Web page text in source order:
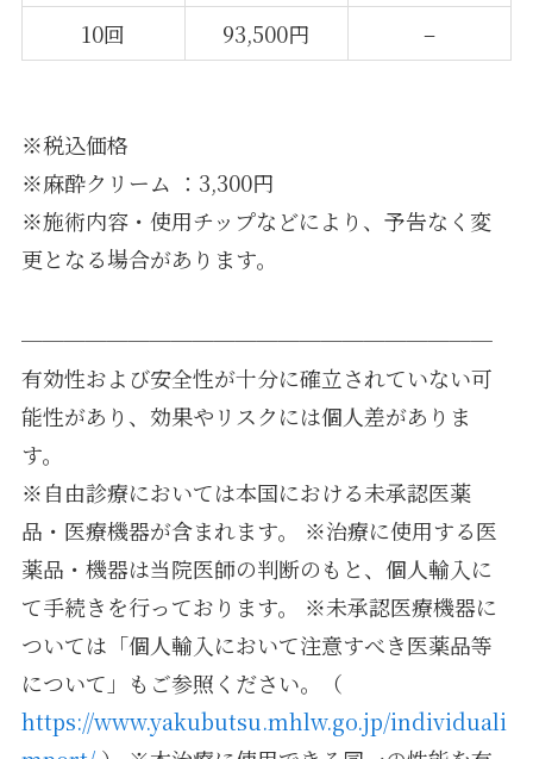
10回
93,500円 –
※税込価格
※麻酔クリーム ：3,300円
※施術内容・使用チップなどにより、予告なく変
更となる場合があります。
──────────────────────
有効性および安全性が十分に確立されていない可
能性があり、効果やリスクには個人差がありま
す。
※自由診療においては本国における未承認医薬
品・医療機器が含まれます。 ※治療に使用する医
薬品・機器は当院医師の判断のもと、個人輸入に
て手続きを行っております。 ※未承認医療機器に
ついては「個人輸入において注意すべき医薬品等
について」もご参照ください。（
https://www.yakubutsu.mhlw.go.jp/individuali